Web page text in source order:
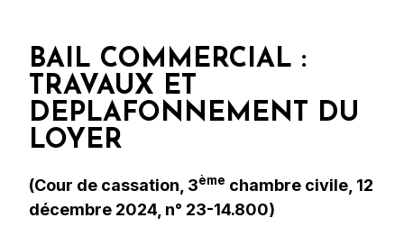
BAIL COMMERCIAL :
TRAVAUX ET
DEPLAFONNEMENT DU
LOYER
(Cour de cassation, 3ème chambre civile, 12
décembre 2024, n° 23-14.800)